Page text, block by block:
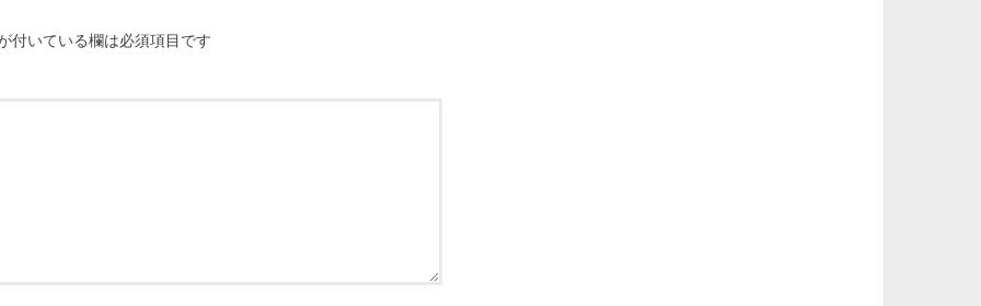
付いている欄は必須項目です